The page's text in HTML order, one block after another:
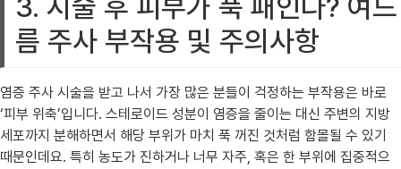
3. 시술 후 피부가 푹 패인다? 여드
름 주사 부작용 및 주의사항
염증 주사 시술을 받고 나서 가장 많은 분들이 걱정하는 부작용은 바로
‘피부 위축’입니다. 스테로이드 성분이 염증을 줄이는 대신 주변의 지방
세포까지 분해하면서 해당 부위가 마치 푹 꺼진 것처럼 함몰될 수 있기
때문인데요. 특히 농도가 진하거나 너무 자주, 혹은 한 부위에 집중적으